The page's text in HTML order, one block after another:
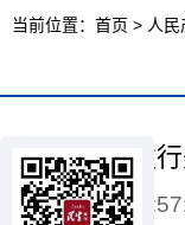
当前位置： 首页 > 人民
中石化计划发
2015-04-21